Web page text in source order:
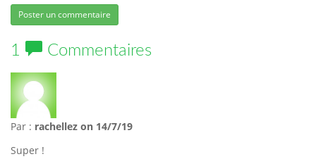
Poster un commentaire
1 Commentaires
Par : rachellez on 14/7/19
Super !